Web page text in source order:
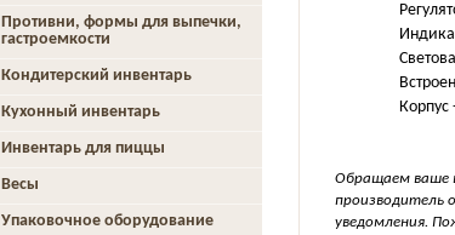
Корпус
Обращаем ваше
производитель
уведомления.
Противни, формы для выпечки,
гастроемкости
Кондитерский инвентарь
Кухонный инвентарь
Инвентарь для пиццы
Весы
Упаковочное оборудование